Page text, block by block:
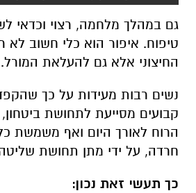
גם במהלך מלחמה, רצוי וכדאי
טיפוח. איפור הוא כלי חשוב
החיצוני אלא גם להעלאת המורל.
נשים רבות מעידות על כך
קבועים מסייעת לתחושת
הרוח לאורך היום ואף משמשת
חרדה, על ידי מתן תחושת שליטה
כך תעשי זאת נכון: